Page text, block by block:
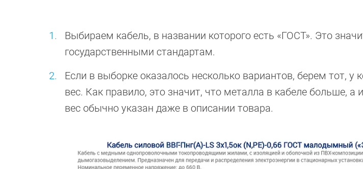
Выбираем кабель, в названии которого есть «ГОСТ». Это
государственными стандартам.
Если в выборке оказалось несколько вариантов, берем тот, у
вес. Как правило, это значит, что металла в кабеле больше,
вес обычно указан даже в описании товара.